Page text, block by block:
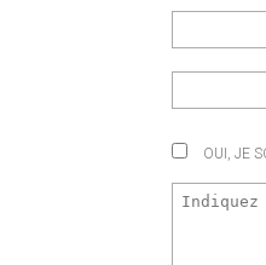
OUI, JE